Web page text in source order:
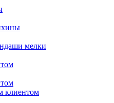
мелки
клиентом